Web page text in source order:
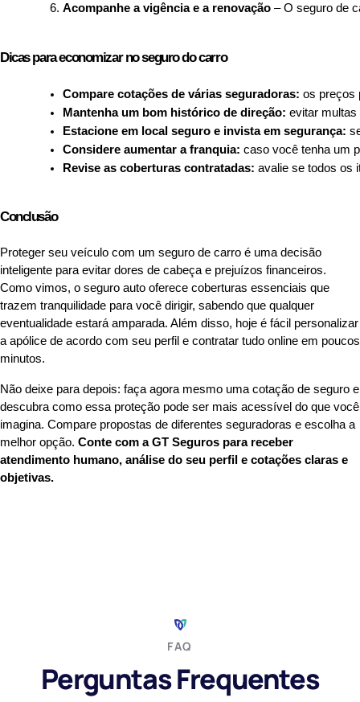
Acompanhe a vigência e a renovação – O seguro de
Dicas para economizar no seguro do carro
Compare cotações de várias seguradoras: os preços
Mantenha um bom histórico de direção: evitar multas
Estacione em local seguro e invista em segurança:
Considere aumentar a franquia: caso você tenha um
Revise as coberturas contratadas: avalie se todos os
Conclusão
Proteger seu veículo com um seguro de carro é uma decisão
inteligente para evitar dores de cabeça e prejuízos financeiros.
Como vimos, o seguro auto oferece coberturas essenciais que
trazem tranquilidade para você dirigir, sabendo que qualquer
eventualidade estará amparada. Além disso, hoje é fácil personalizar
a apólice de acordo com seu perfil e contratar tudo online em poucos
minutos.
Não deixe para depois: faça agora mesmo uma cotação de seguro e
descubra como essa proteção pode ser mais acessível do que você
imagina. Compare propostas de diferentes seguradoras e escolha a
melhor opção. Conte com a GT Seguros para receber
atendimento humano, análise do seu perfil e cotações claras e
objetivas.
FAQ
Perguntas Frequentes